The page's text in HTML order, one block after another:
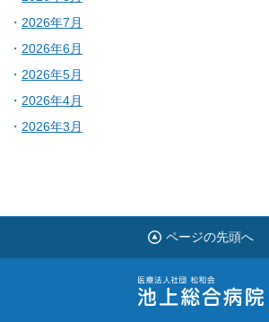
2026年7月
2026年6月
2026年5月
2026年4月
2026年3月
ページの先頭へ